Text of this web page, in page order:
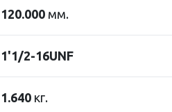
120.000 мм.
1'1/2-16UNF
1.640 кг.